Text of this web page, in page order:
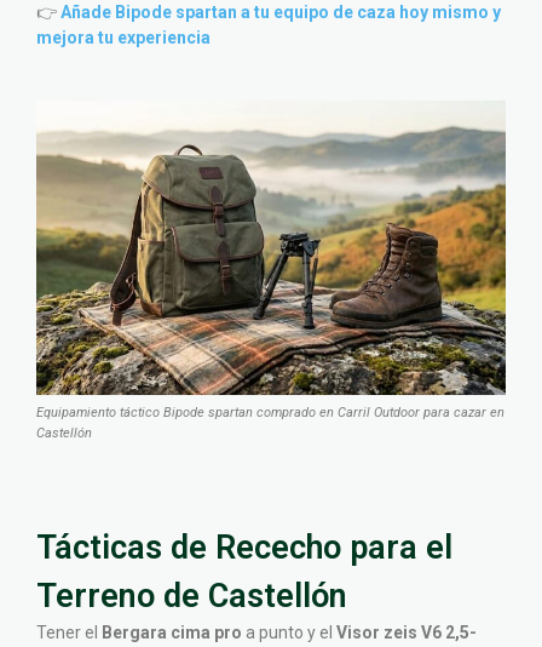
👉Añade Bipode spartan a tu equipo de caza hoy mismo y
mejora tu experiencia
Equipamiento táctico Bipode spartan comprado en Carril Outdoor para cazar en
Castellón
Tácticas de Rececho para el
Terreno de Castellón
Tener el Bergara cima pro a punto y el Visor zeis V6 2,5-